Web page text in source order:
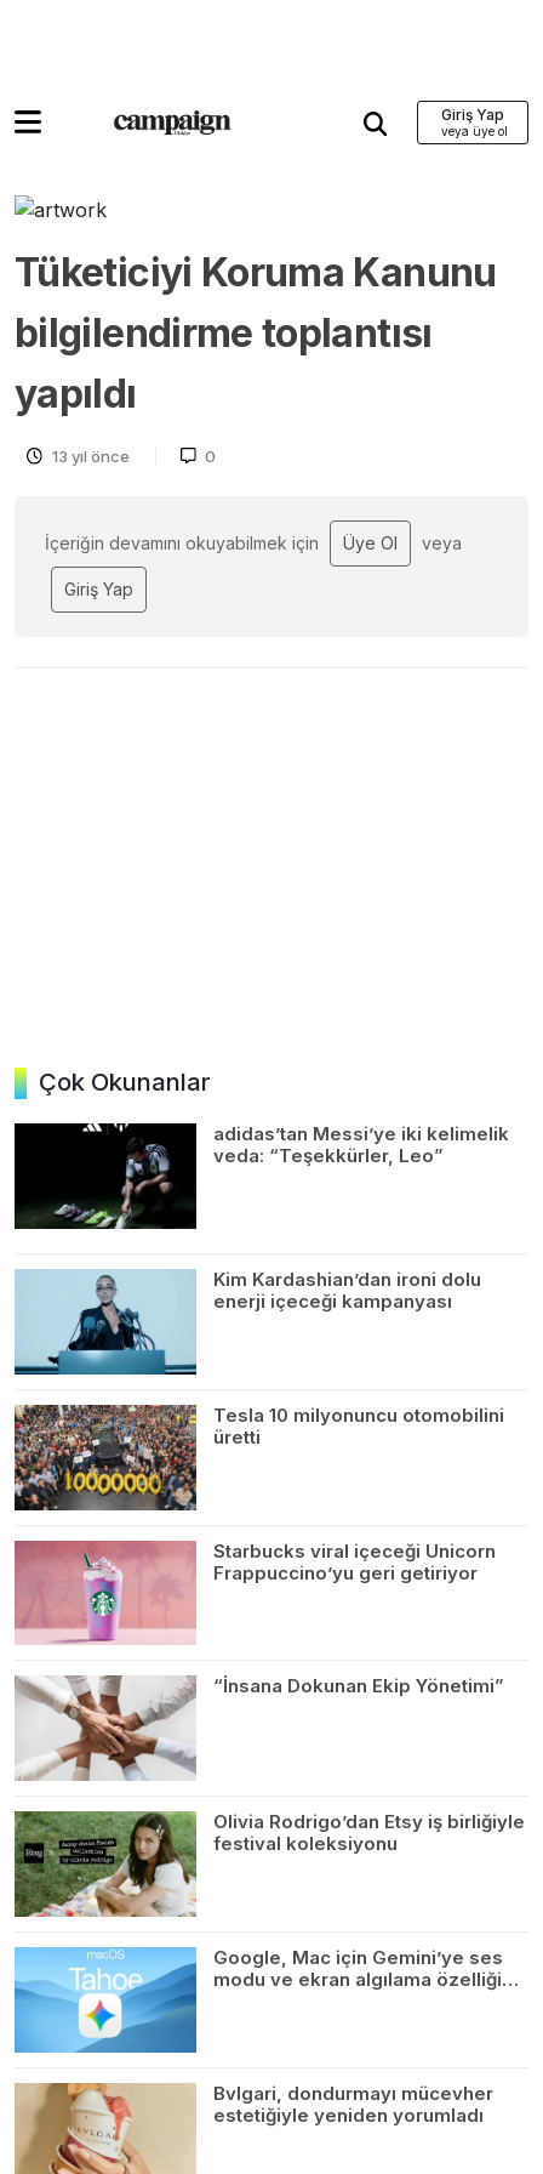
Giriş Yap
Tüketiciyi Koruma Kanunu
bilgilendirme toplantısı
yapıldı
13 yıl önce 0
İçeriğin devamını okuyabilmek için Üye Ol veya
Giriş Yap
Çok Okunanlar
adidas’tan Messi’ye iki kelimelik
veda: “Teşekkürler, Leo”
Kim Kardashian’dan ironi dolu
enerji içeceği kampanyası
Tesla 10 milyonuncu otomobilini
üretti
Starbucks viral içeceği Unicorn
Frappuccino’yu geri getiriyor
“İnsana Dokunan Ekip Yönetimi”
Olivia Rodrigo’dan Etsy iş birliğiyle
festival koleksiyonu
Google, Mac için Gemini’ye ses
modu ve ekran algılama özelliği…
Bvlgari, dondurmayı mücevher
estetiğiyle yeniden yorumladı